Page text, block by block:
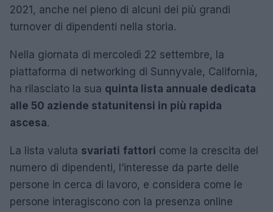
2021, anche nel pieno di alcuni dei più grandi
turnover di dipendenti nella storia.
Nella giornata di mercoledì 22 settembre, la
piattaforma di networking di Sunnyvale, California,
ha rilasciato la sua quinta lista annuale dedicata
alle 50 aziende statunitensi in più rapida
ascesa.
La lista valuta svariati fattori come la crescita del
numero di dipendenti, l’interesse da parte delle
persone in cerca di lavoro, e considera come le
persone interagiscono con la presenza online